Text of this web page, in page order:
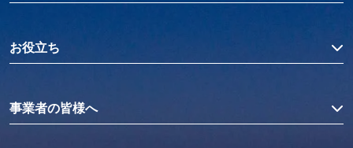
お役立ち
事業者の皆様へ